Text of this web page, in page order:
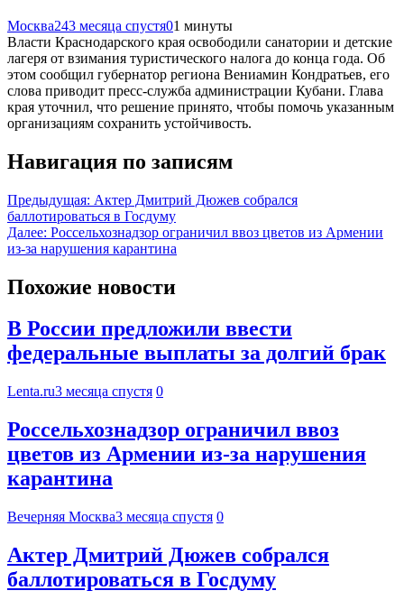
Москва243 месяца спустя01 минуты
Власти Краснодарского края освободили санатории и детские
лагеря от взимания туристического налога до конца года. Об
этом сообщил губернатор региона Вениамин Кондратьев, его
слова приводит пресс-служба администрации Кубани. Глава
края уточнил, что решение принято, чтобы помочь указанным
организациям сохранить устойчивость.
Навигация по записям
Предыдущая: Актер Дмитрий Дюжев собрался
баллотироваться в Госдуму
Далее: Россельхознадзор ограничил ввоз цветов из Армении
из-за нарушения карантина
Похожие новости
В России предложили ввести
федеральные выплаты за долгий брак
Lenta.ru3 месяца спустя 0
Россельхознадзор ограничил ввоз
цветов из Армении из-за нарушения
карантина
Вечерняя Москва3 месяца спустя 0
Актер Дмитрий Дюжев собрался
баллотироваться в Госдуму